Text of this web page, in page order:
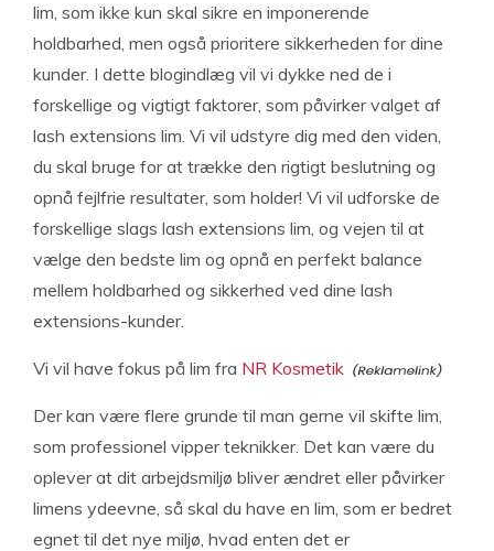
lim, som ikke kun skal sikre en imponerende
holdbarhed, men også prioritere sikkerheden for dine
kunder. I dette blogindlæg vil vi dykke ned de i
forskellige og vigtigt faktorer, som påvirker valget af
lash extensions lim. Vi vil udstyre dig med den viden,
du skal bruge for at trække den rigtigt beslutning og
opnå fejlfrie resultater, som holder! Vi vil udforske de
forskellige slags lash extensions lim, og vejen til at
vælge den bedste lim og opnå en perfekt balance
mellem holdbarhed og sikkerhed ved dine lash
extensions-kunder.
Vi vil have fokus på lim fra NR Kosmetik
Der kan være flere grunde til man gerne vil skifte lim,
som professionel vipper teknikker. Det kan være du
oplever at dit arbejdsmiljø bliver ændret eller påvirker
limens ydeevne, så skal du have en lim, som er bedret
egnet til det nye miljø, hvad enten det er